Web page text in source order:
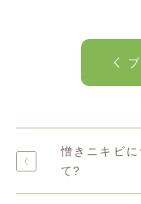
憎きニキビに
て?